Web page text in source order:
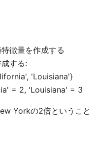
徴量を作成する
する:
'Louisiana'}
= 2, 'Louisiana' = 3
Yorkの2倍ということ